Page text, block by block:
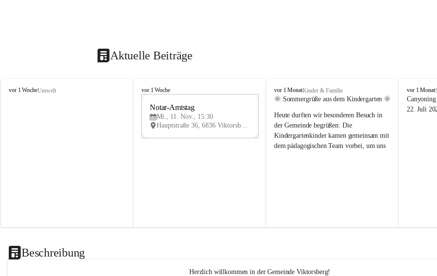
Aktuelle Beiträge
V
vor 1 WocheUmwelt
V
vor 1 Woche
V
Notar-Amtstag
Mi., 11. Nov., 15:30
Hauptstraße 36, 6836 Viktorsberg, AUT
V
i
t
o
r
s
vor 1 MonatKinder & Familie
🌞 Sommergrüße aus dem Kindergarten 🌞
Heute durften wir besonderen Besuch in
der Gemeinde begrüßen: Die
Kindergartenkinder kamen gemeinsam mit
dem pädagogischen Team vorbei, um uns
V
i
k
vor 1 Monat
22. Juli
Beschreibung
Herzlich willkommen in der Gemeinde Viktorsberg!